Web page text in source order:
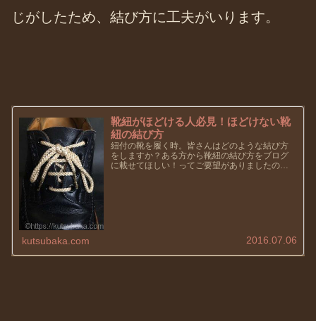
じがしたため、結び方に工夫がいります。
靴紐がほどける人必見！ほどけない靴
紐の結び方
紐付の靴を履く時。皆さんはどのような結び方
をしますか？ある方から靴紐の結び方をブログ
に載せてほしい！ってご要望がありましたの
kutsubaka.com 2016.07.06